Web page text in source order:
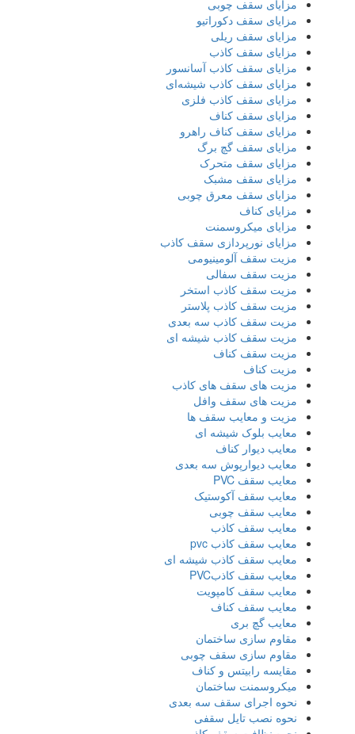
مزایای سقف چوبی
مزایای سقف دکوراتیو
مزایای سقف ریلی
مزایای سقف کاذب
مزایای سقف کاذب آسانسور
مزایای سقف کاذب شیشه‌ای
مزایای سقف کاذب فلزی
مزایای سقف کناف
مزایای سقف کناف راهرو
مزایای سقف گچ برگ
مزایای سقف متحرک
مزایای سقف مشبک
مزایای سقف معرق چوبی
مزایای کناف
مزایای میکروسمنت
مزایای نورپردازی سقف کاذب
مزیت سقف آلومینیومی
مزیت سقف سفالی
مزیت سقف کاذب استخر
مزیت سقف کاذب پلاستر
مزیت سقف کاذب سه بعدی
مزیت سقف کاذب شیشه ای
مزیت سقف کناف
مزیت کناف
مزیت های سقف های کاذب
مزیت های سقف وافل
مزیت و معایب سقف ها
معایب بلوک شیشه ای
معایب دیوار کناف
معایب دیوارپوش سه بعدی
معایب سقف PVC
معایب سقف آکوستیک
معایب سقف چوبی
معایب سقف کاذب
معایب سقف کاذب pvc
معایب سقف کاذب شیشه ای
معایب سقف کاذبPVC
معایب سقف کامپویت
معایب سقف کناف
معایب گچ بری
مقاوم سازی ساختمان
مقاوم سازی سقف چوبی
مقایسه رابیتس و کناف
میکروسمنت ساختمان
نحوه اجرای سقف سه بعدی
نحوه نصب تایل سقفی